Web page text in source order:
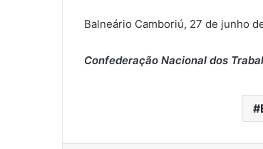
Balneário Camboriú, 27 de junho
Confederação Nacional dos